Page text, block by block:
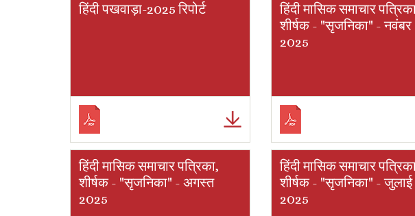
हिंदी पखवाड़ा-2025 रिपोर्ट
हिंदी मासिक समाचार
शीर्षक - "सृजनिका" - नवंबर
2025
हिंदी मासिक समाचार पत्रिका,
शीर्षक - "सृजनिका" - अगस्त
2025
हिंदी मासिक समाचार
शीर्षक - "सृजनिका" - जुलाई
2025